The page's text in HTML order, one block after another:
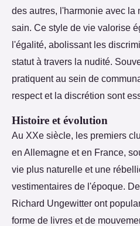
des autres, l'harmonie avec la
sain. Ce style de vie valorise
l'égalité, abolissant les
statut à travers la nudité.
pratiquent au sein de
respect et la discrétion sont
Histoire et évolution
Au XXe siècle, les premiers
en Allemagne et en France,
vie plus naturelle et une
vestimentaires de l'époque.
Richard Ungewitter ont
forme de livres et de